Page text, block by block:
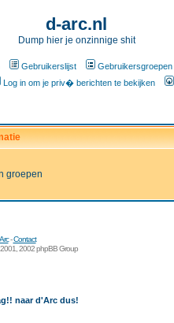
d-arc.nl
Dump hier je onzinnige shit
Gebruikerslijst Gebruikersgroepen
Log in om je priv� berichten te bekijken
groepen
-Contact
2002 phpBB Group
naar d'Arc dus!